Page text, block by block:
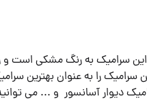
سرامیک به رنگ مشکی است و
سرامیک را به عنوان بهترین
دیوار آسانسور و ... می